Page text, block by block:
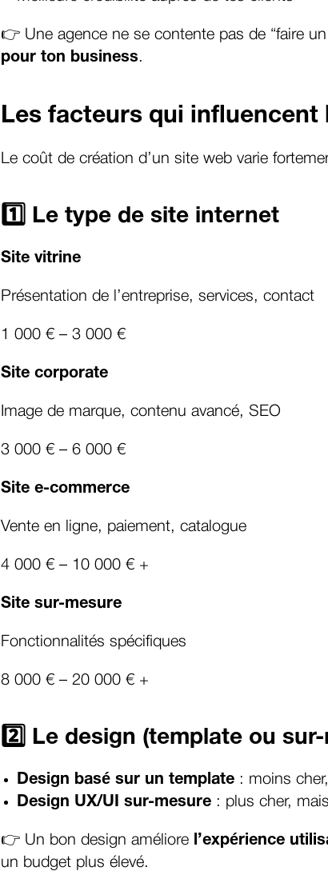
👉 Une agence ne se contente pas de “faire
pour ton business.
Les facteurs qui influencent
Le coût de création d’un site web varie
1️⃣ Le type de site internet
Site vitrine
Présentation de l’entreprise, services, contact
1 000 € – 3 000 €
Site corporate
Image de marque, contenu avancé, SEO
3 000 € – 6 000 €
Site e-commerce
Vente en ligne, paiement, catalogue
4 000 € – 10 000 € +
Site sur-mesure
Fonctionnalités spécifiques
8 000 € – 20 000 € +
2️⃣ Le design (template ou
Design basé sur un template : moins
Design UX/UI sur-mesure : plus cher,
👉 Un bon design améliore l’expérience
un budget plus élevé.